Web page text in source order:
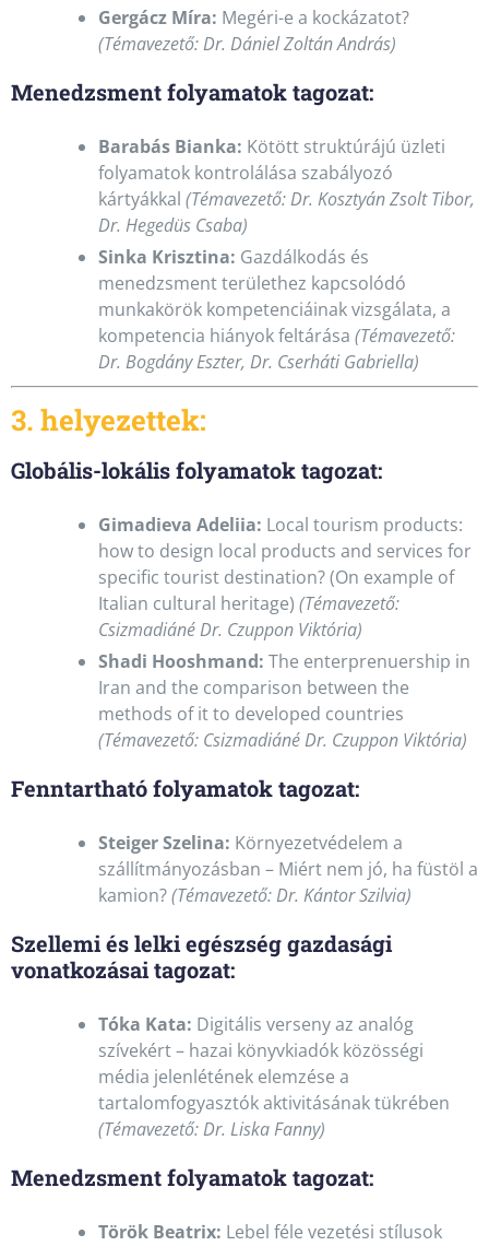
Gergácz Míra: Megéri-e a kockázatot?
(Témavezető: Dr. Dániel Zoltán András)
Menedzsment folyamatok tagozat:
Barabás Bianka: Kötött struktúrájú üzleti
folyamatok kontrolálása szabályozó
kártyákkal (Témavezető: Dr. Kosztyán Zsolt Tibor,
Dr. Hegedüs Csaba)
Sinka Krisztina: Gazdálkodás és
menedzsment területhez kapcsolódó
munkakörök kompetenciáinak vizsgálata, a
kompetencia hiányok feltárása (Témavezető:
Dr. Bogdány Eszter, Dr. Cserháti Gabriella)
3. helyezettek:
Globális-lokális folyamatok tagozat:
Gimadieva Adeliia: Local tourism products:
how to design local products and services for
specific tourist destination? (On example of
Italian cultural heritage) (Témavezető:
Csizmadiáné Dr. Czuppon Viktória)
Shadi Hooshmand: The enterprenuership in
Iran and the comparison between the
methods of it to developed countries
(Témavezető: Csizmadiáné Dr. Czuppon Viktória)
Fenntartható folyamatok tagozat:
Steiger Szelina: Környezetvédelem a
szállítmányozásban – Miért nem jó, ha füstöl a
kamion?(Témavezető: Dr. Kántor Szilvia)
Szellemi és lelki egészség gazdasági
vonatkozásai tagozat:
Tóka Kata: Digitális verseny az analóg
szívekért – hazai könyvkiadók közösségi
média jelenlétének elemzése a
tartalomfogyasztók aktivitásának tükrében
(Témavezető: Dr. Liska Fanny)
Menedzsment folyamatok tagozat:
Török Beatrix: Lebel féle vezetési stílusok